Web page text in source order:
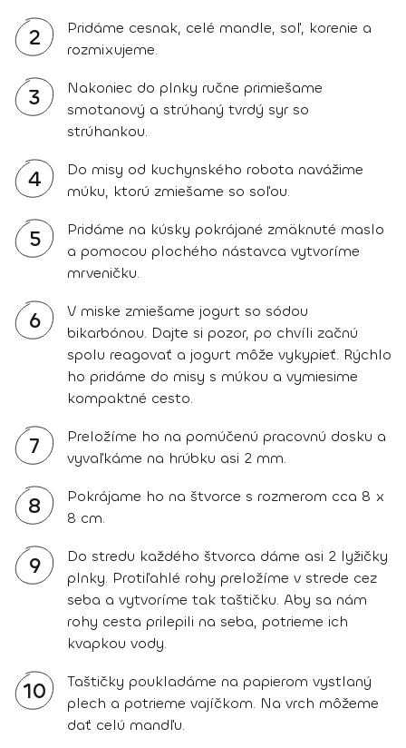
2
Pridáme cesnak, celé mandle, soľ, korenie a
rozmixujeme.
3
Nakoniec do plnky ručne primiešame
smotanový a strúhaný tvrdý syr so
strúhankou.
4
Do misy od kuchynského robota navážime
múku, ktorú zmiešame so soľou.
5
Pridáme na kúsky pokrájané zmäknuté maslo
a pomocou plochého nástavca vytvoríme
mrveničku.
6
V miske zmiešame jogurt so sódou
bikarbónou. Dajte si pozor, po chvíli začnú
spolu reagovať a jogurt môže vykypieť. Rýchlo
ho pridáme do misy s múkou a vymiesime
kompaktné cesto.
7
Preložíme ho na pomúčenú pracovnú dosku a
vyvaľkáme na hrúbku asi 2 mm.
8
Pokrájame ho na štvorce s rozmerom cca 8 x
8 cm.
9
Do stredu každého štvorca dáme asi 2 lyžičky
plnky. Protiľahlé rohy preložíme v strede cez
seba a vytvoríme tak taštičku. Aby sa nám
rohy cesta prilepili na seba, potrieme ich
kvapkou vody.
10
Taštičky poukladáme na papierom vystlaný
plech a potrieme vajíčkom. Na vrch môžeme
dať celú mandľu.